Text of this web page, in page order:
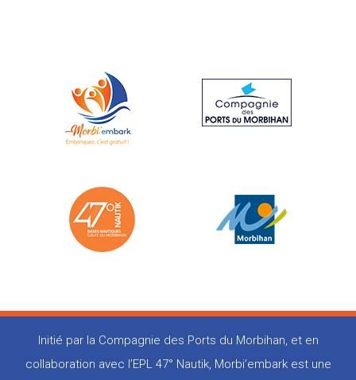
Initié par la Compagnie des Ports du Morbihan, et en
collaboration avec l’EPL 47° Nautik, Morbi’embark est une